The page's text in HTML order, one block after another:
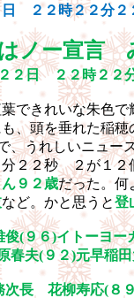
時２２分２
ノー宣言
２日 ２２時２２
できれいな朱色で
、頭を垂れた稲
、うれしいニュー
２秒 ２が１２
９２歳だった。何
など。かと思うと登
(９６)イトーヨ
春夫(９２)元早稲
次長 花柳寿応(８９